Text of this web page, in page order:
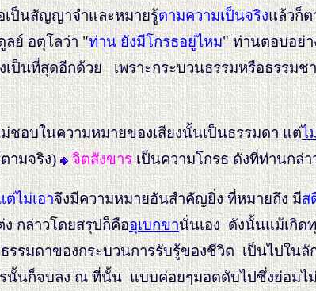
ป็นสัญญาจำและหมายรู้ตามความเป็นจริงแล้วก็ต
ลย์ อตุโลว่า "ท่าน ยังมีโกรธอยู่ไหม" ท่านตอบอย่า
ป็นที่สุดอีกด้วย เพราะกระบวนธรรมหรือธรรม
ชอบในความหมายของเสียงนั้นเป็นธรรมดา แต่ไ
ามจริง) จิตสังขารเป็นความโกรธ ดังที่ท่านกล่
ต่ไม่เอาจึงมีความหมายอันสำคัญยิ่ง ที่หมายถึง มีส
กล่าวโดยสรุปก็คืออุเบกขานั่นเอง ดังนั้นแม้เกิด
รมดาของกระบวนการรับรู้ของชีวิต เป็นไปใน
นั้นก็จบลง ณ ที่นั้น แบบค่อยๆมอดดับไปซึ่งย่อมไม่